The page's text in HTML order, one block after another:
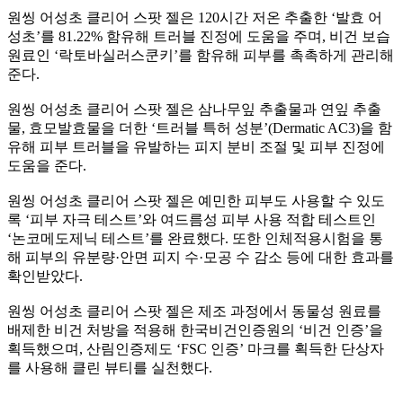
원씽 어성초 클리어 스팟 젤은 120시간 저온 추출한 ‘발효 어
성초’를 81.22% 함유해 트러블 진정에 도움을 주며 , 비건 보습
원료인 ‘락토바실러스쿤키 ’를 함유해 피부를 촉촉하게 관리해
준다.
원씽 어성초 클리어 스팟 젤은 삼나무잎 추출물과 연잎 추출
물, 효모발효물을 더한 ‘ 트러블 특허 성분’(Dermatic AC3)을 함
유해 피부 트러블을 유발하는 피지 분비 조절 및 피부 진정에
도움을 준다.
원씽 어성초 클리어 스팟 젤은 예민한 피부도 사용할 수 있도
록 ‘피부 자극 테스트’와 여드름성 피부 사용 적합 테스트인
‘논코메도제닉 테스트’를 완료했다. 또한 인체적용시험을 통
해 피부의 유분량·안면 피지 수· 모공 수 감소 등에 대한 효과를
확인받았다.
원씽 어성초 클리어 스팟 젤은 제조 과정에서 동물성 원료를
배제한 비건 처방을 적용해 한국비건인증원의 ‘비건 인증’을
획득했으며 , 산림인증제도 ‘FSC 인증’ 마크를 획득한 단상자
를 사용해 클린 뷰티를 실천했다.